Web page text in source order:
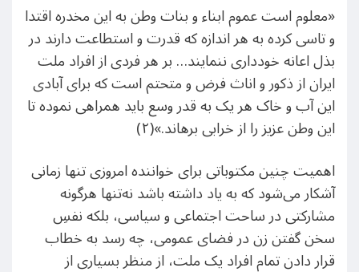
«معلوم است عموم ابناء و بنات وطن به این مخدره اقتدا
و تاسی کرده به هر اندازه که قدرت و استطاعت دارند در
بذل اعانه خودداری ننمایند… بر هر فردی از افراد ملت
ایران از ذکور و اناث فرض و متحتم است که برای آبادی
این آب و خاک هر یک به قدر وسع باید همراهی نموده تا
این وطن عزیز را از خرابی برهاند.»(۲)
اهمیت چنین مکتوباتی برای خواننده امروزی تنها زمانی
آشکار می‌شود که به یاد داشته باشد نه‌تنها هرگونه
مشارکتی در ساحت اجتماعی و سیاسی، بلکه نفسِ
سخن گفتن زن در فضای عمومی، چه رسد به خطاب
قرار دادن تمام افراد یک ملت، از منظر بسیاری از